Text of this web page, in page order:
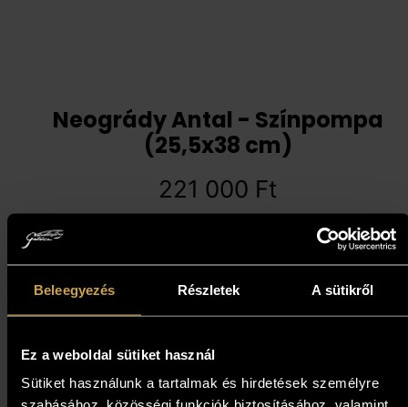
Beleegyezés Részletek A sütikről
Ez a weboldal sütiket használ
Sütiket használunk a tartalmak és hirdetések személyre
Neogrády Antal - Színpompa
(25,5x38 cm)
221 000 Ft